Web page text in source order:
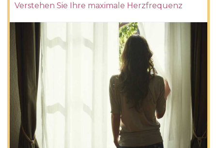
Verstehen Sie Ihre maximale Herzfrequenz